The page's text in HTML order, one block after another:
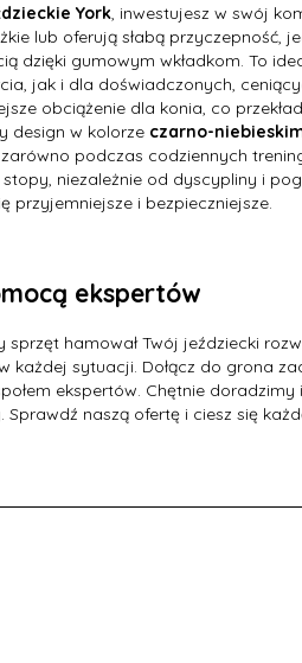
York , inwestujesz w swój
lub oferują słabą przyczepność,
dzięki gumowym wkładkom. To
jak i dla doświadczonych,
obciążenie dla konia, co
design w kolorze czarno-
podczas codziennych
niezależnie od dyscypliny i
przyjemniejsze i bezpieczniejsze.
ekspertów
sprzęt hamował Twój jeździecki
każdej sytuacji. Dołącz do grona
ekspertów. Chętnie
naszą ofertę i ciesz się